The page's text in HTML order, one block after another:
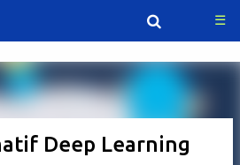
☰
Deep Learning